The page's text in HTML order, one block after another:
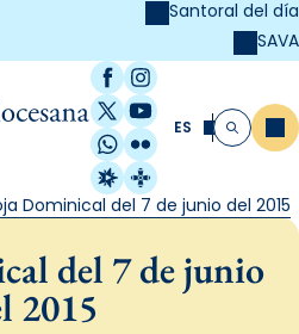
Santoral del día
SAVA
Facebook
Instagram
X / Twitter
YouTube
WhatsApp
Flickr
Radio Estel
Catalunya
ES Buscar
Dominical del 7 de junio del 2015
del 7 de junio
2015